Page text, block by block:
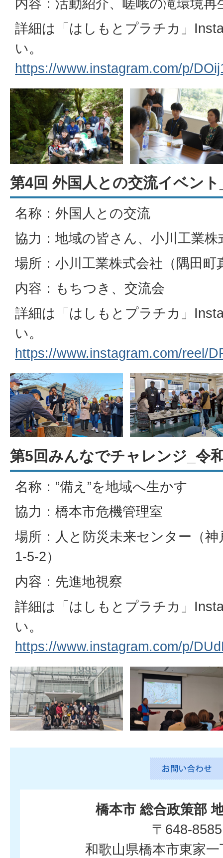
内容：活動紹介、嵯峨の滝環境再
詳細は「はしもとプラチカ」
い。
https://www.instagram.com/p/
第4回 外国人との交流イベン
名称：外国人との交流
協力：地域の皆さん、小川工業株
場所：小川工業株式会社（隅田町
内容：もちつき、交流会
詳細は「はしもとプラチカ」
い。
https://www.instagram.com/reel/
第5回みんなでチャレンジ_令
名称：”備え”を地域へ生かす
協力：橋本市危機管理室
場所：人と防災未来センター（
1-5-2）
内容：先進地視察
詳細は「はしもとプラチカ」
い。
https://www.instagram.com/p/
橋本市 総合政策部
〒648-8585
和歌山県橋本市東家